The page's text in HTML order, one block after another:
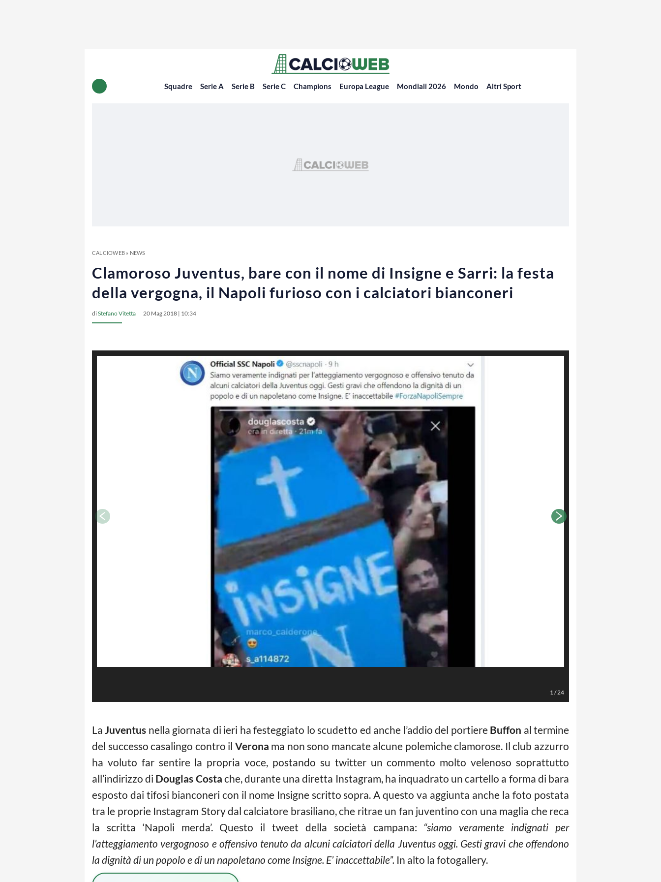
Squadre Serie A Serie B Serie C Champions Europa League Mondiali 2026 Mondo Altri Sport
CALCIOWEB» NEWS
Clamoroso Juventus, bare con il nome di Insigne e Sarri: la festa
della vergogna, il Napoli furioso con i calciatori bianconeri
diStefano Vitetta 20 Mag 2018 | 10:34
1/24
LaJuventus nella giornata di ieri ha festeggiato lo scudetto ed anche l’addio del portiere Buffon al termine
del successo casalingo contro il Verona ma non sono mancate alcune polemiche clamorose. Il club azzurro
ha voluto far sentire la propria voce, postando su twitter un commento molto velenoso soprattutto
all’indirizzo di Douglas Costa che, durante una diretta Instagram, ha inquadrato un cartello a forma di bara
esposto dai tifosi bianconeri con il nome Insigne scritto sopra. A questo va aggiunta anche la foto postata
tra le proprie Instagram Story dal calciatore brasiliano, che ritrae un fan juventino con una maglia che reca
la scritta ‘Napoli merda’. Questo il tweet della società campana: “siamo veramente indignati per
l’atteggiamento vergognoso e offensivo tenuto da alcuni calciatori della Juventus oggi. Gesti gravi che offendono
la dignità di un popolo e di un napoletano come Insigne. E’ inaccettabile”. In alto la fotogallery.